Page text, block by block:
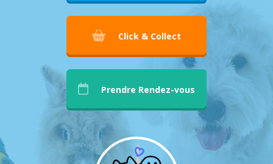
Click & Collect
Prendre Rendez-vous